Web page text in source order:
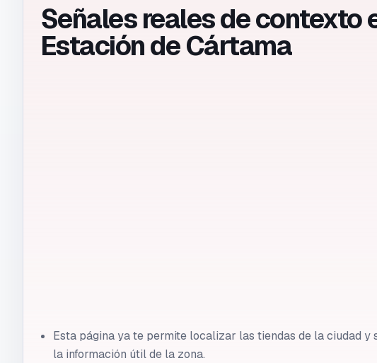
Señales reales de contexto
Estación de Cártama
Esta página ya te permite localizar las tiendas de la ciudad y
la información útil de la zona.